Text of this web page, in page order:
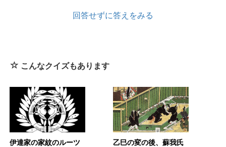
回答せずに答えをみる
こんなクイズもあります
伊達家の家紋のルーツ
乙巳の変の後、蘇我氏